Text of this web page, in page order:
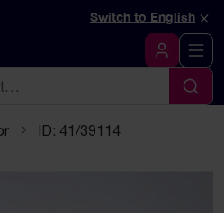
av denna sidaSwitch to English ×
Logga in
Sök
ID: 41/39114